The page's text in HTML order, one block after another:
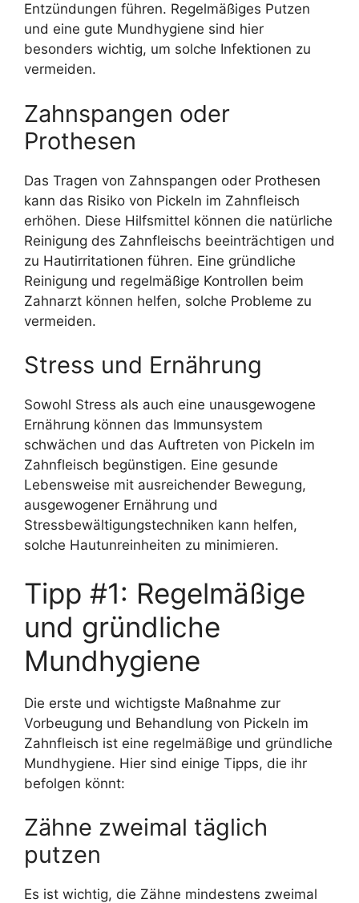
Entzündungen führen. Regelmäßiges Putzen
und eine gute Mundhygiene sind hier
besonders wichtig, um solche Infektionen zu
vermeiden.
Zahnspangen oder
Prothesen
Das Tragen von Zahnspangen oder Prothesen
kann das Risiko von Pickeln im Zahnfleisch
erhöhen. Diese Hilfsmittel können die natürliche
Reinigung des Zahnfleischs beeinträchtigen und
zu Hautirritationen führen. Eine gründliche
Reinigung und regelmäßige Kontrollen beim
Zahnarzt können helfen, solche Probleme zu
vermeiden.
Stress und Ernährung
Sowohl Stress als auch eine unausgewogene
Ernährung können das Immunsystem
schwächen und das Auftreten von Pickeln im
Zahnfleisch begünstigen. Eine gesunde
Lebensweise mit ausreichender Bewegung,
ausgewogener Ernährung und
Stressbewältigungstechniken kann helfen,
solche Hautunreinheiten zu minimieren.
Tipp #1: Regelmäßige
und gründliche
Mundhygiene
Die erste und wichtigste Maßnahme zur
Vorbeugung und Behandlung von Pickeln im
Zahnfleisch ist eine regelmäßige und gründliche
Mundhygiene. Hier sind einige Tipps, die ihr
befolgen könnt:
Zähne zweimal täglich
putzen
Es ist wichtig, die Zähne mindestens zweimal